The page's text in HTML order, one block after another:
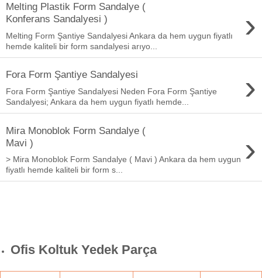
Melting Plastik Form Sandalye (
Konferans Sandalyesi )
›
Melting Form Şantiye Sandalyesi Ankara da hem uygun fiyatlı
hemde kaliteli bir form sandalyesi arıyo...
Fora Form Şantiye Sandalyesi ›
Fora Form Şantiye Sandalyesi Neden Fora Form Şantiye
Sandalyesi; Ankara da hem uygun fiyatlı hemde...
Mira Monoblok Form Sandalye (
Mavi )
›
> Mira Monoblok Form Sandalye ( Mavi ) Ankara da hem uygun
fiyatlı hemde kaliteli bir form s...
Ofis Koltuk Yedek Parça